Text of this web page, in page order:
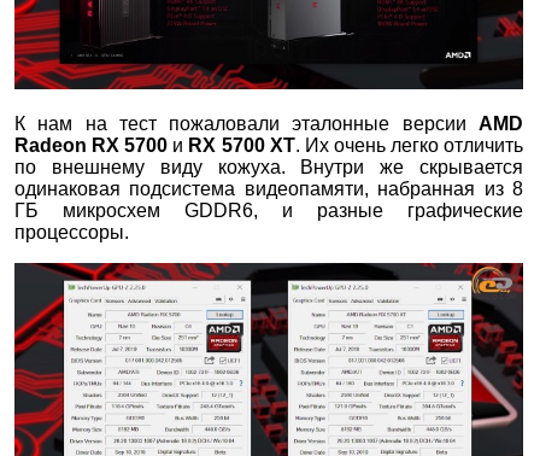
К нам на тест пожаловали эталонные версииAMD
Radeon RX 5700 и RX 5700 XT. Их очень легко отличить
по внешнему виду кожуха. Внутри же скрывается
одинаковая подсистема видеопамяти, набранная из 8
ГБ микросхем GDDR6, и разные графические
процессоры.